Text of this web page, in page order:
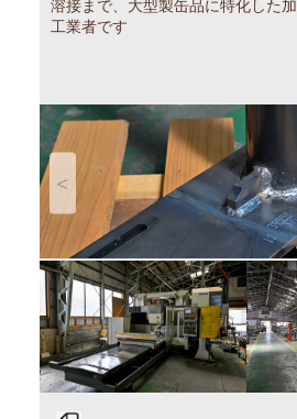
溶接まで、大型製缶品に特化した加
工業者です
Previous